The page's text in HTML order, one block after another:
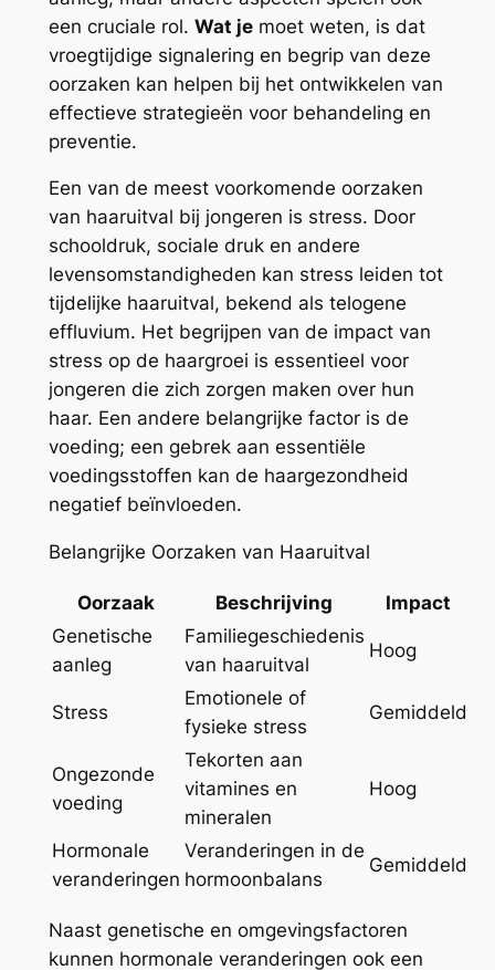
een cruciale rol. Wat jemoet weten, is dat
vroegtijdige signalering en begrip van deze
oorzaken kan helpen bij het ontwikkelen van
effectieve strategieën voor behandeling en
preventie.
Een van de meest voorkomende oorzaken
van haaruitval bij jongeren is stress. Door
schooldruk, sociale druk en andere
levensomstandigheden kan stress leiden tot
tijdelijke haaruitval, bekend als telogene
effluvium. Het begrijpen van de impact van
stress op de haargroei is essentieel voor
jongeren die zich zorgen maken over hun
haar. Een andere belangrijke factor is de
voeding; een gebrek aan essentiële
voedingsstoffen kan de haargezondheid
negatief beïnvloeden.
Belangrijke Oorzaken van Haaruitval
Oorzaak Beschrijving
Impact
Genetische
aanleg
Familiegeschiedenis
van haaruitval
Hoog
Stress
Emotionele of
fysieke stress
Gemiddeld
Ongezonde
voeding
Tekorten aan
vitamines en
mineralen
Hoog
Hormonale
veranderingen
Veranderingen in de
hormoonbalans
Gemiddeld
Naast genetische en omgevingsfactoren
kunnen hormonale veranderingen ook een